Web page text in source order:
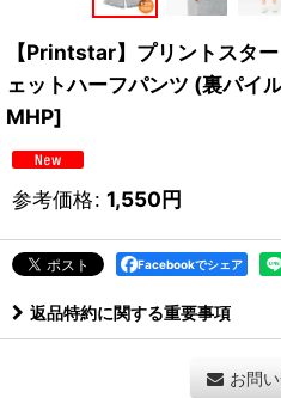
【Printstar】プリントス
ェットハーフパンツ (裏パイ
MHP]
参考価格: 1,550円
Facebookでシェア
返品特約に関する重要事項
お問